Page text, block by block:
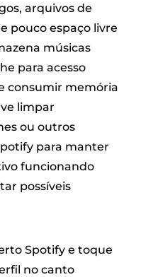
arquivos de
pouco espaço livre
músicas
para acesso
consumir memória
limpar
ou outros
para manter
funcionando
possíveis
Spotify e toque
no canto